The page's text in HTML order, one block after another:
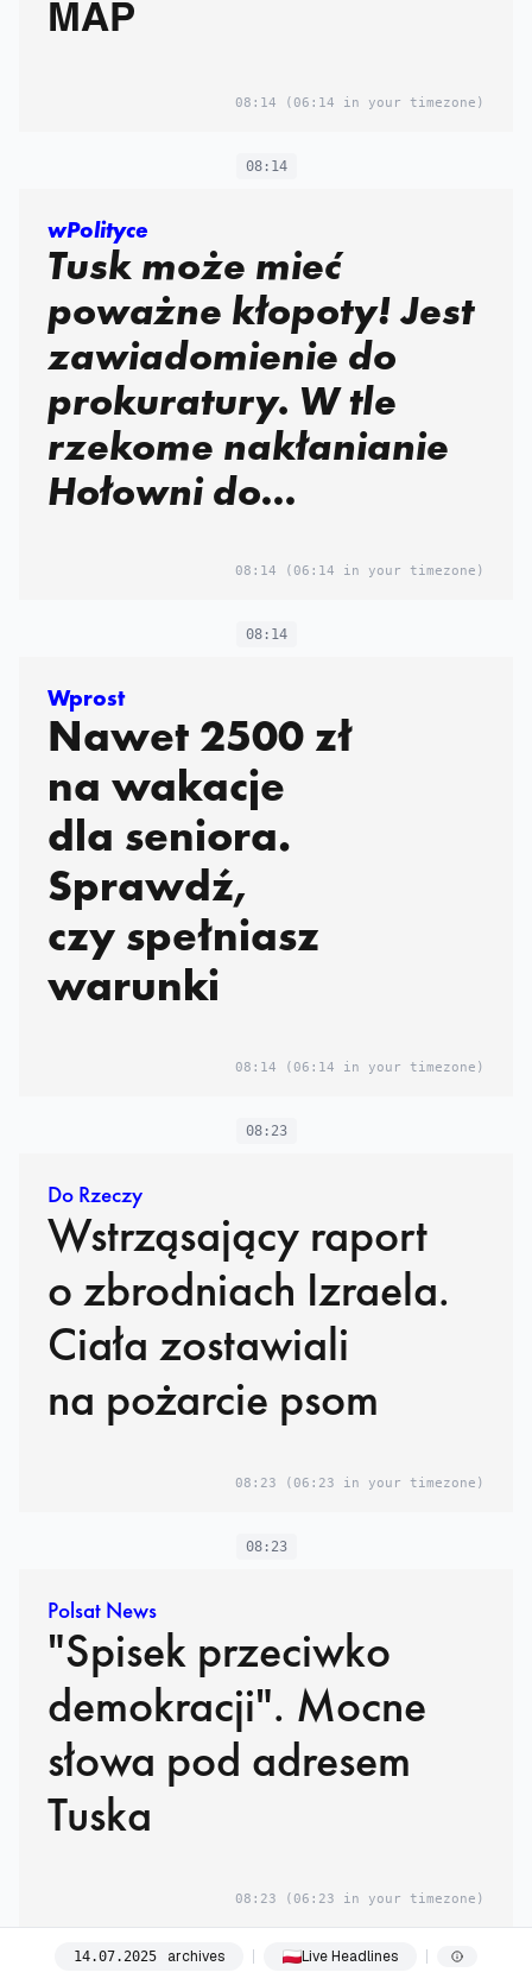
MAP
08:14 (06:14 in your timezone)
08:14
wPolityce
Tusk może mieć
poważne kłopoty! Jest
zawiadomienie do
prokuratury. W tle
rzekome nakłanianie
Hołowni do
przestępstwa
08:14 (06:14 in your timezone)
08:14
Wprost
Nawet 2500 zł
na wakacje
dla seniora.
Sprawdź,
czy spełniasz
warunki
08:14 (06:14 in your timezone)
08:23
Do Rzeczy
Wstrząsający raport
o zbrodniach Izraela.
Ciała zostawiali
na pożarcie psom
08:23 (06:23 in your timezone)
08:23
Polsat News
"Spisek przeciwko
demokracji". Mocne
słowa pod adresem
Tuska
08:23 (06:23 in your timezone)
08:23
14.07.2025 archives Live Headlines